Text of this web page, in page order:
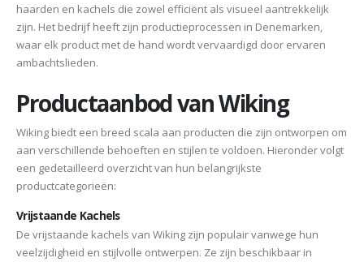
haarden en kachels die zowel efficiënt als visueel aantrekkelijk
zijn. Het bedrijf heeft zijn productieprocessen in Denemarken,
waar elk product met de hand wordt vervaardigd door ervaren
ambachtslieden.
Productaanbod van Wiking
Wiking biedt een breed scala aan producten die zijn ontworpen om
aan verschillende behoeften en stijlen te voldoen. Hieronder volgt
een gedetailleerd overzicht van hun belangrijkste
productcategorieën:
Vrijstaande Kachels
De vrijstaande kachels van Wiking zijn populair vanwege hun
veelzijdigheid en stijlvolle ontwerpen. Ze zijn beschikbaar in